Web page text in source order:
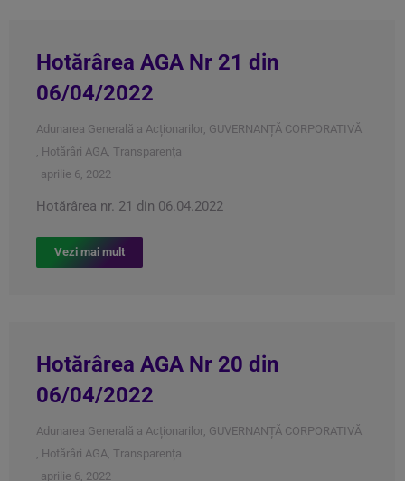
Hotărârea AGA Nr 21 din
06/04/2022
Adunarea Generală a Acționarilor, GUVERNANȚĂ CORPORATIVĂ
, Hotărâri AGA, Transparența
aprilie 6, 2022
Hotărârea nr. 21 din 06.04.2022
Vezi mai mult
Hotărârea AGA Nr 20 din
06/04/2022
Adunarea Generală a Acționarilor, GUVERNANȚĂ CORPORATIVĂ
, Hotărâri AGA, Transparența
aprilie 6, 2022